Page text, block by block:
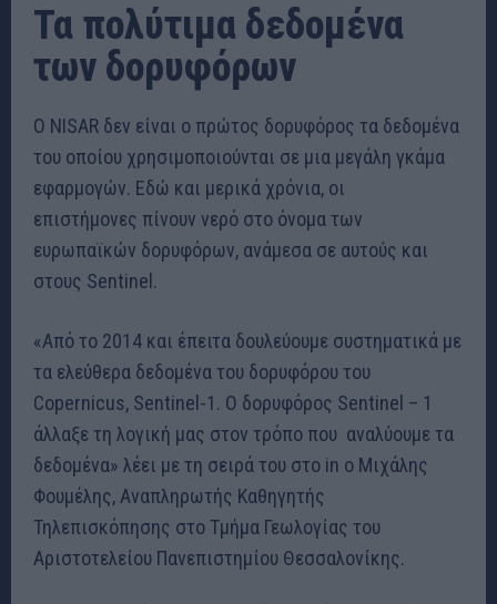
Τα πολύτιμα δεδομένα
των δορυφόρων
Ο NISAR δεν είναι ο πρώτος δορυφόρος τα δεδομένα
του οποίου χρησιμοποιούνται σε μια μεγάλη γκάμα
εφαρμογών. Εδώ και μερικά χρόνια, οι
επιστήμονες πίνουν νερό στο όνομα των
ευρωπαϊκών δορυφόρων, ανάμεσα σε αυτούς και
στους Sentinel.
«Από το 2014 και έπειτα δουλεύουμε συστηματικά με
τα ελεύθερα δεδομένα του δορυφόρου του
Copernicus, Sentinel-1. Ο δορυφόρος Sentinel – 1
άλλαξε τη λογική μας στον τρόπο που αναλύουμε τα
δεδομένα» λέει με τη σειρά του στο in o Μιχάλης
Φουμέλης, Αναπληρωτής Καθηγητής
Τηλεπισκόπησης στο Τμήμα Γεωλογίας του
Αριστοτελείου Πανεπιστημίου Θεσσαλονίκης.